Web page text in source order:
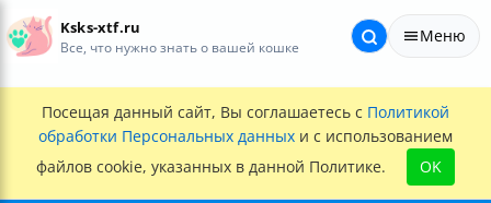
Ksks-xtf.ru
Все, что нужно знать о вашей кошке
Меню
Посещая данный сайт, Вы соглашаетесь с Политикой
обработки Персональных данных и с использованием
файлов cookie, указанных в данной Политике.
OK